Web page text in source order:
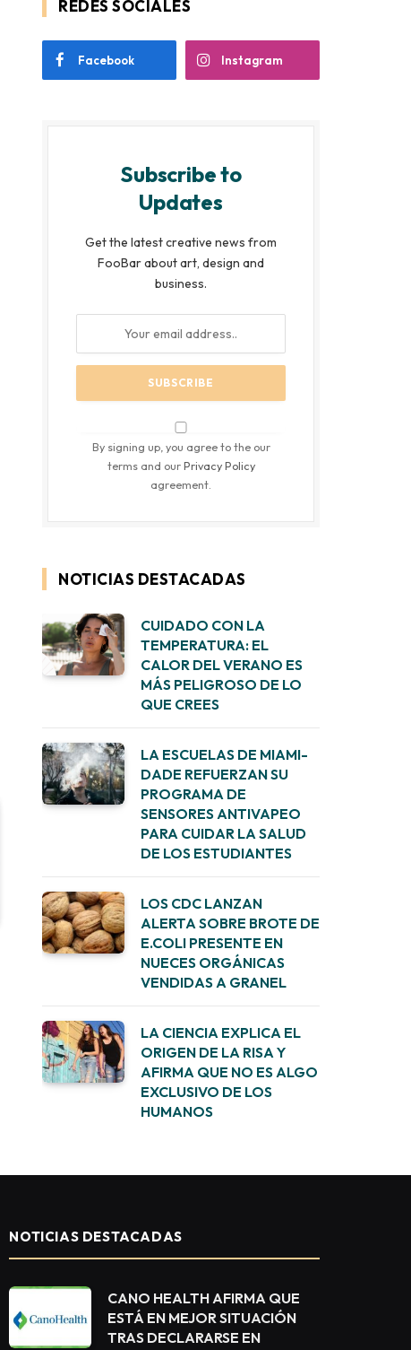
REDES SOCIALES
Facebook Instagram
Subscribe to
Updates
Get the latest creative news from
FooBar about art, design and
business.
By signing up, you agree to the our
terms and ourPrivacy Policy
agreement.
NOTICIAS DESTACADAS
CUIDADO CON LA
TEMPERATURA: EL
CALOR DEL VERANO ES
MÁS PELIGROSO DE LO
QUE CREES
LA ESCUELAS DE MIAMI-
DADE REFUERZAN SU
PROGRAMA DE
SENSORES ANTIVAPEO
PARA CUIDAR LA SALUD
DE LOS ESTUDIANTES
LOS CDC LANZAN
ALERTA SOBRE BROTE DE
E.COLI PRESENTE EN
NUECES ORGÁNICAS
VENDIDAS A GRANEL
LA CIENCIA EXPLICA EL
ORIGEN DE LA RISA Y
AFIRMA QUE NO ES ALGO
EXCLUSIVO DE LOS
HUMANOS
NOTICIAS DESTACADAS
CANO HEALTH AFIRMA QUE
ESTÁ EN MEJOR SITUACIÓN
TRAS DECLARARSE EN